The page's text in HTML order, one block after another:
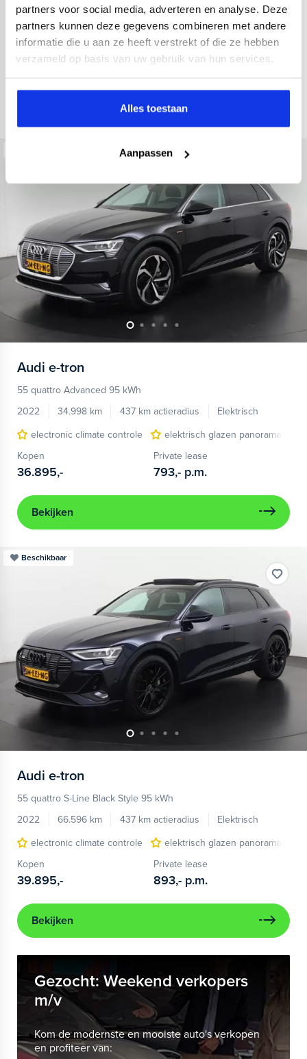
partners voor social media, adverteren en analyse. Deze
partners kunnen deze gegevens combineren met andere
informatie die u aan ze heeft verstrekt of die ze hebben
verzameld op basis van uw gebruik van hun services.
Alles toestaan
Aanpassen
Hybride benzine
Automaat
achteruitrijcamera
Apple Carplay/Android Auto
Kopen
Op aanvraag
Audi e-tron
55 quattro Advanced 95 kWh
2022
34.998 km 437 km actieradius
Elektrisch
electronic climate controle
elektrisch glazen panorama-dak
Kopen
36.895,-
Private lease
793,- p.m.
Bekijken
Beschikbaar
Audi e-tron
55 quattro S-Line Black Style 95 kWh
2022
66.596 km 437 km actieradius
Elektrisch
electronic climate controle
elektrisch glazen panorama-dak
Kopen
39.895,-
Private lease
893,- p.m.
Bekijken
Gezocht: Weekend verkopers
m/v
Kom de modernste en mooiste auto's verkopen
en profiteer van: